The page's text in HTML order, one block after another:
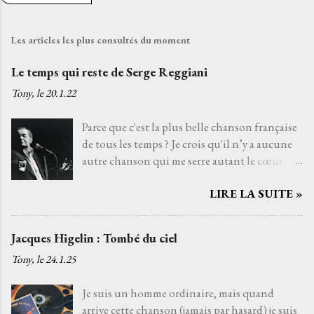
Les articles les plus consultés du moment
Le temps qui reste de Serge Reggiani
Tony, le20.1.22
Parce que c'est la plus belle chanson française
de tous les temps ? Je crois qu'il n’y a aucune
autre chanson qui me serre autant le cœur
un texte de Jean-Loup Dabadie et une très
interprète me rappelle celle d'un grand-père
choisie parce que choisir Serge Reggiani, c’est
LIRE LA SUITE »
Jacques Higelin : Tombé du ciel
Tony, le24.1.25
Je suis un homme ordinaire, mais quand
arrive cette chanson (jamais par hasard) je suis